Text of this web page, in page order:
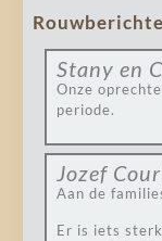
Stany en
Onze
periode.
Jozef
Aan de
Er is iets